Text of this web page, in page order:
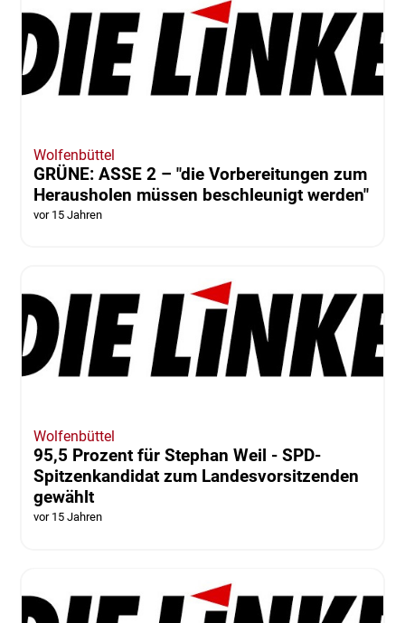
Wolfenbüttel
GRÜNE: ASSE 2 – "die Vorbereitungen zum
Herausholen müssen beschleunigt werden"
vor 15 Jahren
Wolfenbüttel
95,5 Prozent für Stephan Weil - SPD-
Spitzenkandidat zum Landesvorsitzenden
gewählt
vor 15 Jahren